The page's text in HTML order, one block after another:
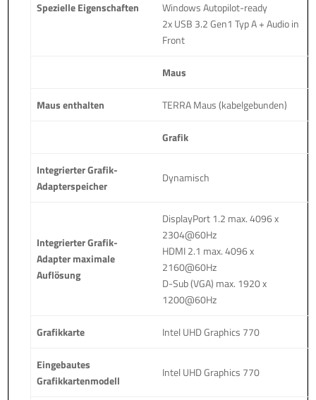
Spezielle Eigenschaften
Windows Autopilot-ready
2x USB 3.2 Gen1 Typ A + Audio in
Front
Maus
Maus enthalten TERRA Maus (kabelgebunden)
Grafik
Integrierter Grafik-
Adapterspeicher
Dynamisch
Integrierter Grafik-
Adapter maximale
Auflösung
DisplayPort 1.2 max. 4096 x
2304@60Hz
HDMI 2.1 max. 4096 x
2160@60Hz
D-Sub (VGA) max. 1920 x
1200@60Hz
Grafikkarte Intel UHD Graphics 770
Eingebautes
Grafikkartenmodell
Intel UHD Graphics 770